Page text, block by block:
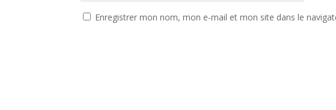
Enregistrer mon nom, mon e-mail et mon site dans le